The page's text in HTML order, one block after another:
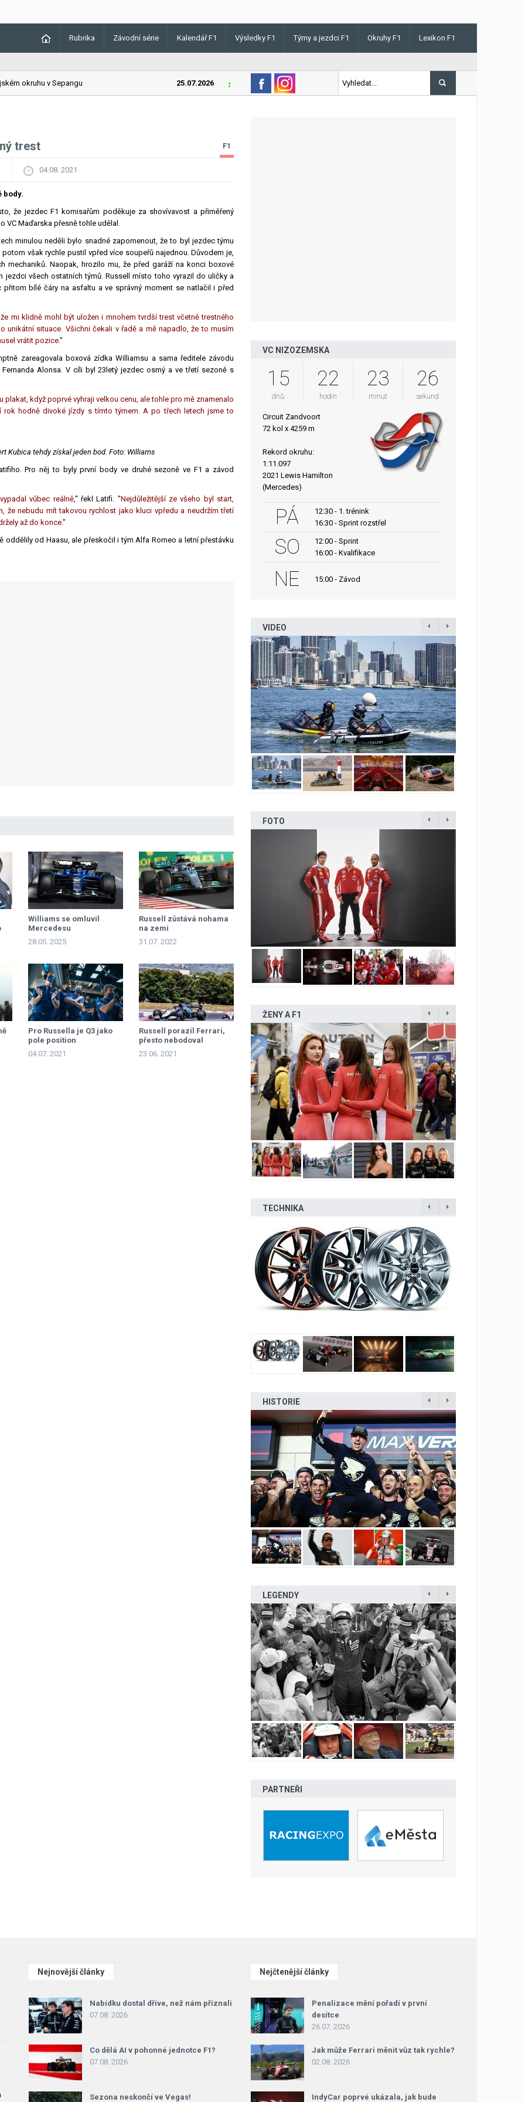
Rubrika Závodní série Kalendář F1 Výsledky F1 Týmy a jezdci F1 Okruhy F1 Lexikon F1
okruhu v Sepangu 25.07.2026 Lando Norris v Maďarsku letos poprvé vyhrál kvalifikaci
trest F1
04.08. 2021
body.
že jezdec F1 komisařům poděkuje za shovívavost a přiměřený
VC Maďarska přesně tohle udělal.
minulou neděli bylo snadné zapomenout, že to byl jezdec týmu
však rychle pustil vpřed více soupeřů najednou. Důvodem je,
mechaniků. Naopak, hrozilo mu, že před garáží na konci boxové
všech ostatních týmů. Russell místo toho vyrazil do uličky a
bílé čáry na asfaltu a ve správný moment se natlačil i před
mi klidně mohl být uložen i mnohem tvrdší trest včetně trestného
unikátní situace. Všichni čekali v řadě a mě napadlo, že to musím
vrátit pozice."
zareagovala boxová zídka Williamsu a sama ředitele závodu
Alonsa. V cíli byl 23letý jezdec osmý a ve třetí sezoně s
když poprvé vyhraji velkou cenu, ale tohle pro mě znamenalo
hodně divoké jízdy s tímto týmem. A po třech letech jsme to
Kubica tehdy získal jeden bod. Foto: Williams
Pro něj to byly první body ve druhé sezoně ve F1 a závod
vůbec reálně," řekl Latifi. "Nejdůležitější ze všeho byl start,
že nebudu mít takovou rychlost jako kluci vpředu a neudržím třetí
až do konce."
od Haasu, ale přeskočil i tým Alfa Romeo a letní přestávku
Williams se omluvil
Mercedesu
28.05. 2025
Russell zůstává nohama
na zemi
31.07. 2022
Pro Russella je Q3 jako
pole position
04.07. 2021
Russell porazil Ferrari,
přesto nebodoval
23.06. 2021
VC NIZOZEMSKA
15
dnů
22
hodin
23
minut
25
sekund
Circuit Zandvoort
72 kol x 4259 m
Rekord okruhu:
1:11.097
2021 Lewis Hamilton
(Mercedes)
PÁ
12:30 - 1. trénink
16:30 - Sprint rozstřel
SO
12:00 - Sprint
16:00 - Kvalifikace
NE 15:00 - Závod
VIDEO
FOTO
ŽENY A F1
TECHNIKA
HISTORIE
LEGENDY
PARTNEŘI
Nejnovější články
Nabídku dostal dříve, než nám přiznali
07.08. 2026
Co dělá AI v pohonné jednotce F1?
07.08. 2026
Sezona neskončí ve Vegas!
Nejčtenější články
Penalizace mění pořadí v první
desítce
26.07. 2026
Jak může Ferrari měnit vůz tak rychle?
02.08. 2026
IndyCar poprvé ukázala, jak bude